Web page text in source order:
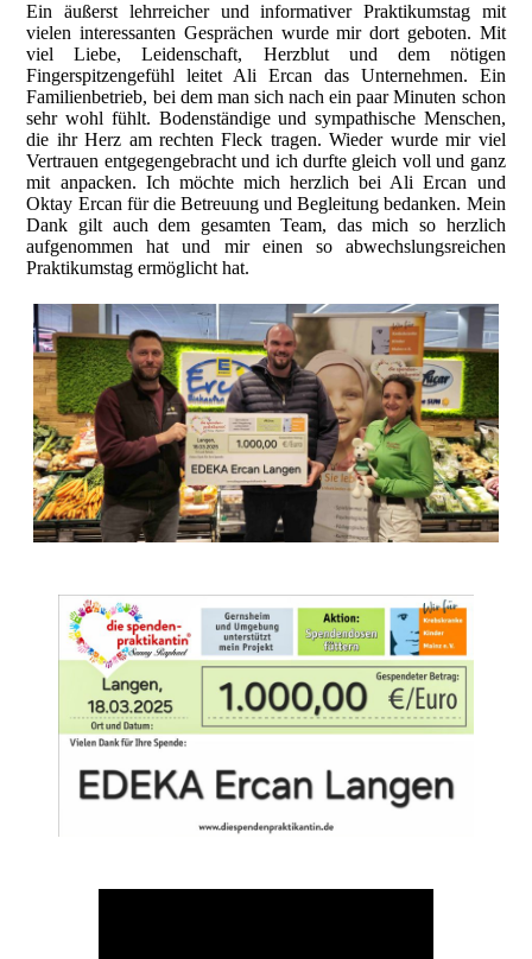
Ein äußerst lehrreicher und informativer Praktikumstag mit
vielen interessanten Gesprächen wurde mir dort geboten. Mit
viel Liebe, Leidenschaft, Herzblut und dem nötigen
Fingerspitzengefühl leitet Ali Ercan das Unternehmen. Ein
Familienbetrieb, bei dem man sich nach ein paar Minuten schon
sehr wohl fühlt. Bodenständige und sympathische Menschen,
die ihr Herz am rechten Fleck tragen. Wieder wurde mir viel
Vertrauen entgegengebracht und ich durfte gleich voll und ganz
mit anpacken. Ich möchte mich herzlich bei Ali Ercan und
Oktay Ercan für die Betreuung und Begleitung bedanken. Mein
Dank gilt auch dem gesamten Team, das mich so herzlich
aufgenommen hat und mir einen so abwechslungsreichen
Praktikumstag ermöglicht hat.